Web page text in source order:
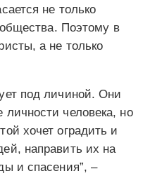
не только
общества. Поэтому в
а не только
под личиной. Они
человека, но
хочет оградить и
направить их на
и спасения”, –